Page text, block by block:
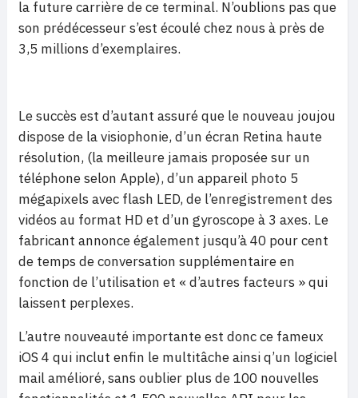
la future carrière de ce terminal. N’oublions pas que
son prédécesseur s’est écoulé chez nous à près de
3,5 millions d’exemplaires.
Le succès est d’autant assuré que le nouveau joujou
dispose de la visiophonie, d’un écran Retina haute
résolution, (la meilleure jamais proposée sur un
téléphone selon Apple), d’un appareil photo 5
mégapixels avec flash LED, de l’enregistrement des
vidéos au format HD et d’un gyroscope à 3 axes. Le
fabricant annonce également jusqu’à 40 pour cent
de temps de conversation supplémentaire en
fonction de l’utilisation et « d’autres facteurs » qui
laissent perplexes.
L’autre nouveauté importante est donc ce fameux
iOS 4 qui inclut enfin le multitâche ainsi q’un logiciel
mail amélioré, sans oublier plus de 100 nouvelles